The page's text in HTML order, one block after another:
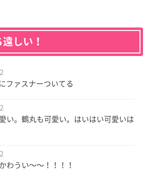
しい！
ファスナーついてる
い。鶴丸も可愛い。はいはい可愛いは
わうい〜〜！！！！